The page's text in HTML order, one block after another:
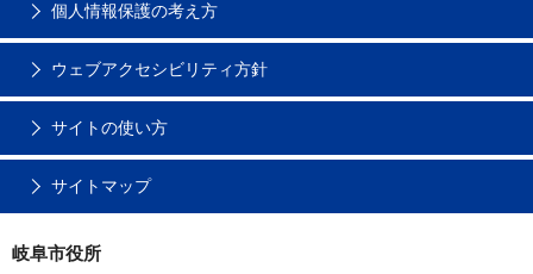
個人情報保護の考え方
ウェブアクセシビリティ方針
サイトの使い方
サイトマップ
岐阜市役所